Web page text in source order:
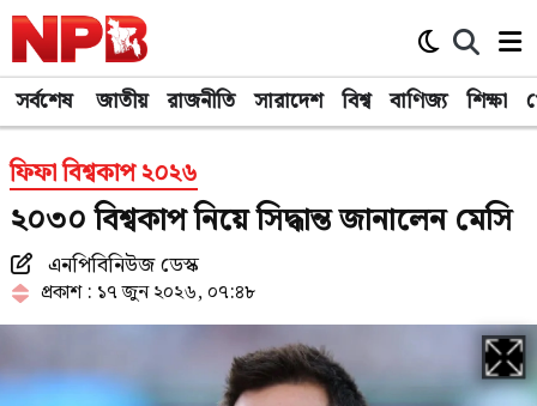
সর্বশেষ জাতীয় রাজনীতি সারাদেশ বিশ্ব বাণিজ্য শিক্ষা
ফিফা বিশ্বকাপ ২০২৬
২০৩০ বিশ্বকাপ নিয়ে সিদ্ধান্ত জানালেন মেসি
এনপিবিনিউজ ডেস্ক
প্রকাশ : ১৭ জুন ২০২৬, ০৭:৪৮